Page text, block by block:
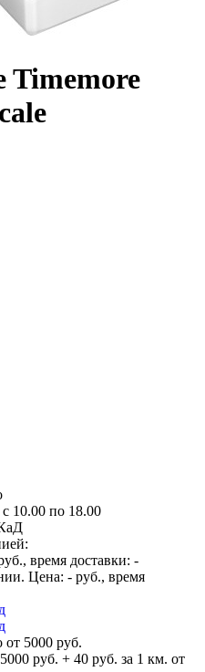
Timemore
10.00 по 18.00
время доставки: -
Цена: - руб., время
от 5000 руб.
руб. + 40 руб. за 1 км. от